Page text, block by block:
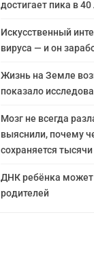
достигает пика в 40
Искусственный
вируса — и он
Жизнь на Земле
показало
Мозг не всегда
выяснили, почему
сохраняется
ДНК ребёнка может
родителей